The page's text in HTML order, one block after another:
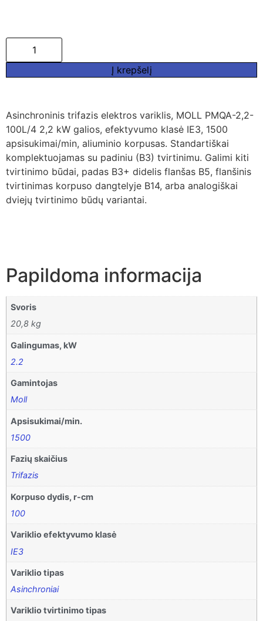
Į krepšelį
Asinchroninis trifazis elektros variklis, MOLL PMQA-2,2-
100L/4 2,2 kW galios, efektyvumo klasė IE3, 1500
apsisukimai/min, aliuminio korpusas. Standartiškai
komplektuojamas su padiniu (B3) tvirtinimu. Galimi kiti
tvirtinimo būdai, padas B3+ didelis flanšas B5, flanšinis
tvirtinimas korpuso dangtelyje B14, arba analogiškai
dviejų tvirtinimo būdų variantai.
Papildoma informacija
Svoris
20,8 kg
Galingumas, kW
2.2
Gamintojas
Moll
Apsisukimai/min.
1500
Fazių skaičius
Trifazis
Korpuso dydis, r-cm
100
Variklio efektyvumo klasė
IE3
Variklio tipas
Asinchroniai
Variklio tvirtinimo tipas